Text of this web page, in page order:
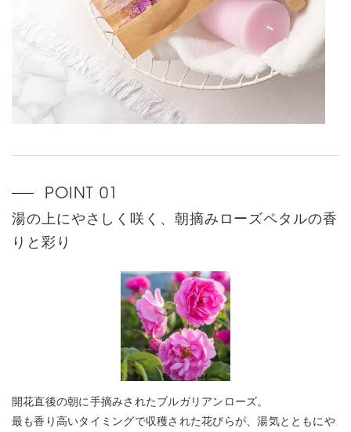
湯の上にやさしく咲く、朝摘みローズペタルの香
りと彩り
開花直後の朝に手摘みされたブルガリアンローズ。
最も香り高いタイミングで収穫された花びらが、湯気とともにや